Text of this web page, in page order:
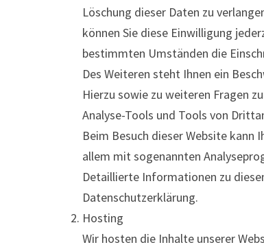
Löschung dieser Daten zu
können Sie diese Einwilligung
bestimmten Umständen die
Des Weiteren steht Ihnen ein
Hierzu sowie zu weiteren Fragen
Analyse-Tools und Tools von
Beim Besuch dieser Website
allem mit sogenannten
Detaillierte Informationen zu
Datenschutzerklärung.
Hosting
Wir hosten die Inhalte unserer